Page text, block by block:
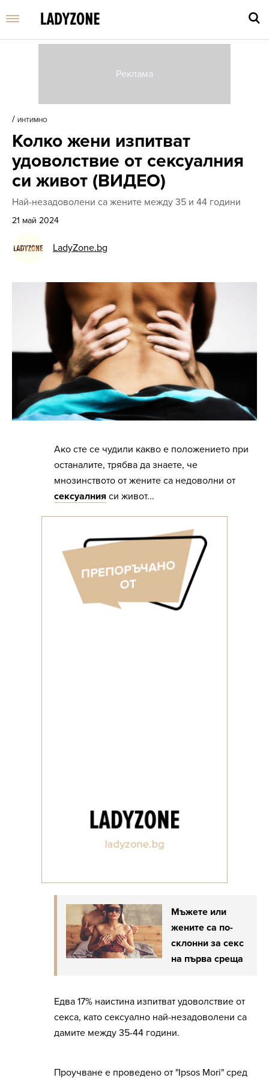
/ ИНТИМНО
Колко жени изпитват
удоволствие от сексуалния
си живот (ВИДЕО)
Най-незадоволени са жените между 35 и 44 години
21 май 2024
LadyZone.bg
Ако сте се чудили какво е положението при
останалите, трябва да знаете, че
мнозинството от жените са недоволни от
сексуалния си живот...
Мъжете или
жените са по-
склонни за секс
на първа среща
Едва 17% наистина изпитват удоволствие от
секса, като сексуално най-незадоволени са
дамите между 35-44 години.
Проучване е проведено от "Ipsos Mori" сред